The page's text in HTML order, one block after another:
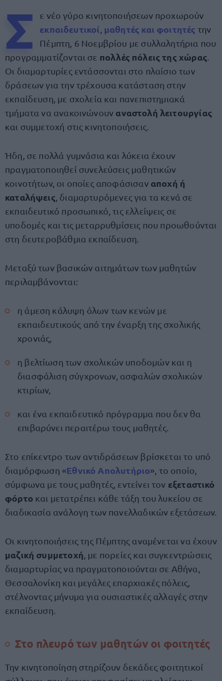
Σ ε νέο γύρο κινητοποιήσεων προχωρούν
εκπαιδευτικοί μαθητές και φοιτητές την
Πέμπτη, 6 Νοεμβρίου με συλλαλητήρια που
προγραμματίζονται σε πολλές πόλεις της χώρας
Οι διαμαρτυρίες εντάσσονται στο πλαίσιο των
δράσεων για την τρέχουσα κατάσταση στην
εκπαίδευση, με σχολεία και πανεπιστημιακά
τμήματα να ανακοινώνουν αναστολή λειτουργίας
και συμμετοχή στις κινητοποιήσεις.
Ήδη, σε πολλά γυμνάσια και λύκεια έχουν
πραγματοποιηθεί συνελεύσεις μαθητικών
κοινοτήτων, οι οποίες αποφάσισαν αποχή ή
καταλήψεις , διαμαρτυρόμενες για τα κενά σε
εκπαιδευτικό προσωπικό, τις ελλείψεις σε
υποδομές και τις μεταρρυθμίσεις που προωθούνται
στη δευτεροβάθμια εκπαίδευση.
Μεταξύ των βασικών αιτημάτων των μαθητών
περιλαμβάνονται:
η άμεση κάλυψη όλων των κενών με
εκπαιδευτικούς από την έναρξη της σχολικής
χρονιάς,
η βελτίωση των σχολικών υποδομών και η
διασφάλιση σύγχρονων, ασφαλών σχολικών
κτιρίων,
και ένα εκπαιδευτικό πρόγραμμα που δεν θα
επιβαρύνει περαιτέρω τους μαθητές.
Στο επίκεντρο των αντιδράσεων βρίσκεται το υπό
διαμόρφωση «Εθνικό Απολυτήριο», το οποίο,
σύμφωνα με τους μαθητές, εντείνει τον εξεταστικό
φόρτο και μετατρέπει κάθε τάξη του λυκείου σε
διαδικασία ανάλογη των πανελλαδικών εξετάσεων.
Οι κινητοποιήσεις της Πέμπτης αναμένεται να έχουν
μαζική συμμετοχή , με πορείες και συγκεντρώσεις
διαμαρτυρίας να πραγματοποιούνται σε Αθήνα,
Θεσσαλονίκη και μεγάλες επαρχιακές πόλεις,
στέλνοντας μήνυμα για ουσιαστικές αλλαγές στην
εκπαίδευση.
Στο πλευρό των μαθητών οι φοιτητές
Την κινητοποίηση στηρίζουν δεκάδες φοιτητικοί